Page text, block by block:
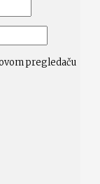
pregledaču